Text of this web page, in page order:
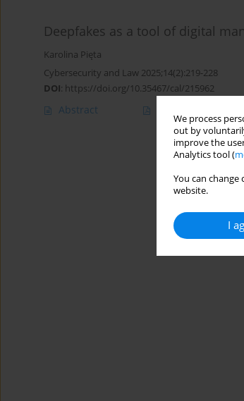
We process
out by
improve the
Analytics tool (
You can
website.
I
Deepfakes as a tool of digital
Karolina Pięta
Cybersecurity and Law 2025;14(2):219-228
DOI: https://doi.org/10.35467/cal/215962
Abstract